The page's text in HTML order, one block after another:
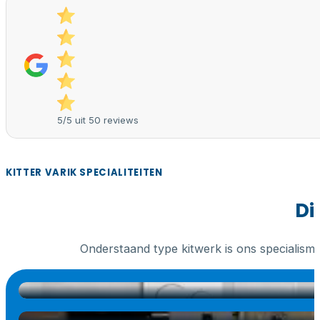
5/5 uit 50 reviews
KITTER VARIK SPECIALITEITEN
Onderstaand type kitwerk is ons